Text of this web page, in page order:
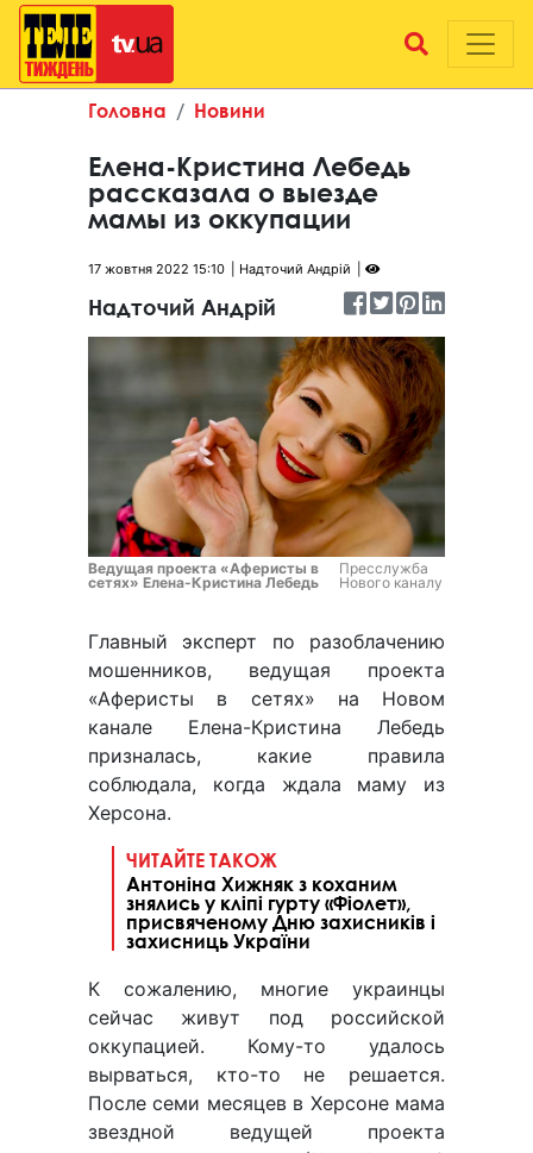
Головна Новини
Елена-Кристина Лебедь
рассказала о выезде
мамы из оккупации
17 жовтня 2022 15:10 Надточий Андрій
Надточий Андрій
Ведущая проекта «Аферисты в
сетях» Елена-Кристина Лебедь
Пресслужба
Нового каналу
Главный эксперт по разоблачению
мошенников, ведущая проекта
«Аферисты в сетях» на Новом
канале Елена-Кристина Лебедь
призналась, какие правила
соблюдала, когда ждала маму из
Херсона.
ЧИТАЙТЕ ТАКОЖ
Антоніна Хижняк з коханим
знялись у кліпі гурту «Фіолет»,
присвяченому Дню захисників і
захисниць України
К сожалению, многие украинцы
сейчас живут под российской
оккупацией. Кому-то удалось
вырваться, кто-то не решается.
После семи месяцев в Херсоне мама
звездной ведущей проекта